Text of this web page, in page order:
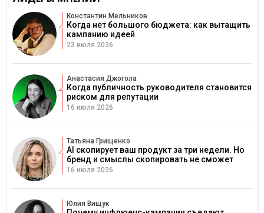
Константин Мельников
Когда нет большого бюджета: как вытащить
кампанию идеей
23 июля 2026
Анастасия Джогола
Когда публичность руководителя становится
риском для репутации
16 июля 2026
Татьяна Грищенко
AI скопирует ваш продукт за три недели. Но
бренд и смыслы скопировать не сможет
16 июля 2026
Юлия Вищук